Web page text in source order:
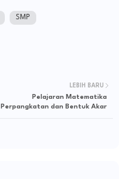
SMP
LEBIH BARU
Pelajaran Matematika
Perpangkatan dan Bentuk Akar